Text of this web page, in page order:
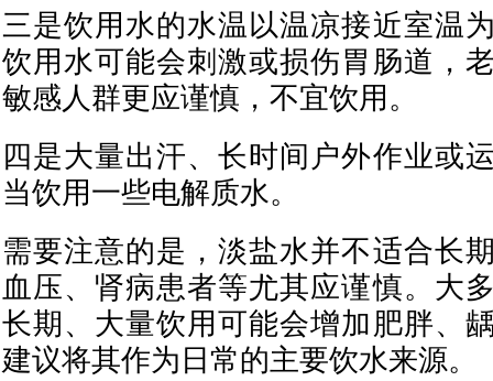
三是饮用水的水温以温凉接近室温
饮用水可能会刺激或损伤胃肠道，
敏感人群更应谨慎，不宜饮用。
四是大量出汗、长时间户外作业或
当饮用一些电解质水。
需要注意的是，淡盐水并不适合长
血压、肾病患者等尤其应谨慎。大
长期、大量饮用可能会增加肥胖、
建议将其作为日常的主要饮水来源。